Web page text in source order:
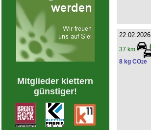
Mitglieder klettern
günstiger!
22.02.2026
37 km
8 kg CO2e